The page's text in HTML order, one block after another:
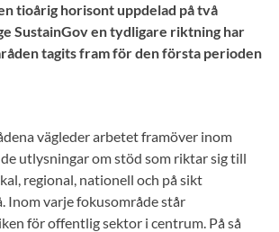
tioårig horisont uppdelad på två
SustainGov en tydligare riktning har
tagits fram för den första perioden
vägleder arbetet framöver inom
utlysningar om stöd som riktar sig till
regional, nationell och på sikt
Inom varje fokusområde står
för offentlig sektor i centrum. På så